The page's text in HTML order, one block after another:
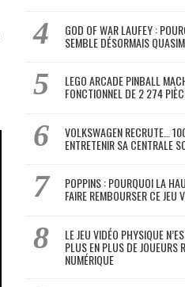
GOD OF WAR LAUFEY :
SEMBLE DÉSORMAIS
LEGO ARCADE PINBALL
FONCTIONNEL DE 2 274
VOLKSWAGEN RECRUTE…
ENTRETENIR SA CENTRALE
POPPINS : POURQUOI LA
FAIRE REMBOURSER CE JEU
LE JEU VIDÉO PHYSIQUE
PLUS EN PLUS DE JOUEURS
NUMÉRIQUE